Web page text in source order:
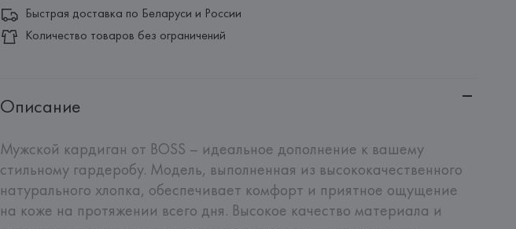
Быстрая доставка по Беларуси и России
Количество товаров без ограничений
Описание
Мужской кардиган от BOSS – идеальное дополнение к вашему
стильному гардеробу. Модель, выполненная из высококачественного
натурального хлопка, обеспечивает комфорт и приятное ощущение
на коже на протяжении всего дня. Высокое качество материала и